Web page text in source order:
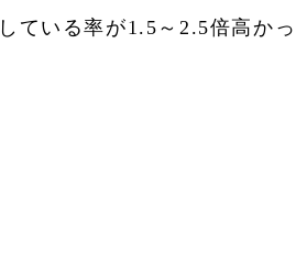
ている率が1.5～2.5倍高かっ